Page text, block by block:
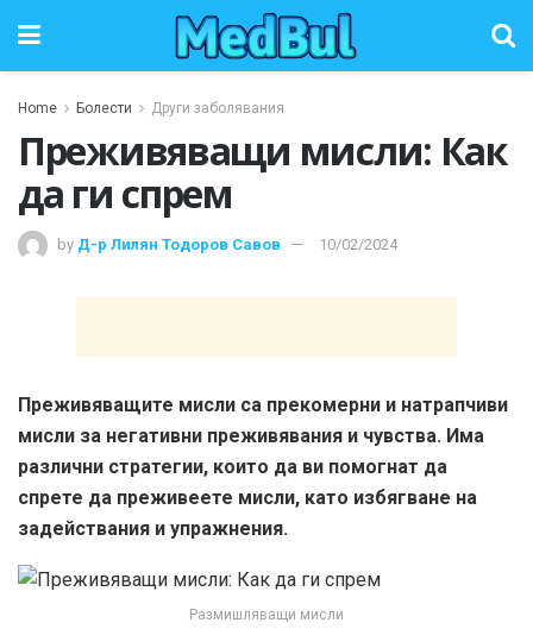
Home Болести Други заболявания
Преживяващи мисли: Как
да ги спрем
by Д-р Лилян Тодоров Савов 10/02/2024
Преживяващите мисли са прекомерни и натрапчиви
мисли за негативни преживявания и чувства. Има
различни стратегии, които да ви помогнат да
спрете да преживеете мисли, като избягване на
задействания и упражнения.
Размишляващи мисли